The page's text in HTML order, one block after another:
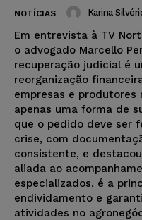
NOTÍCIAS Karina
Em entrevista à TV
o advogado Marcello
recuperação judicial é
reorganização
empresas e
apenas uma forma de
que o pedido deve ser
crise, com
consistente, e
aliada ao
especializados, é a
endividamento e
atividades no